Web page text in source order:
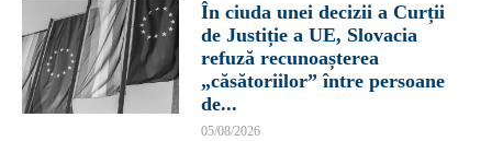
În ciuda unei decizii a Curții
de Justiție a UE, Slovacia
refuză recunoașterea
„căsătoriilor” între persoane
de...
05/08/2026